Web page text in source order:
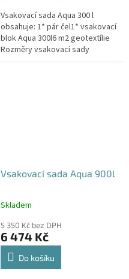
hvězdiček.
Vsakovací sada Aqua 300 l
obsahuje: 1* pár čel1* vsakovací
blok Aqua 300l6 m2 geotextílie
Rozměry vsakovací sady
120x80x52 cm Nosnost bloků až
Vsakovací sada Aqua 900l
Průměrné
produktu
je
5,0
Skladem
5 350 Kč bez DPH
6 474 Kč
Do košíku